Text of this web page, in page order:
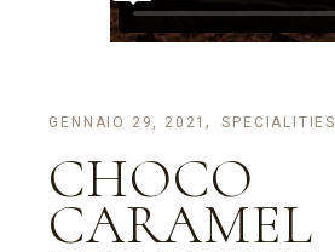
GENNAIO 29, 2021 SPECIALITIES
CHOCO
CARAMEL